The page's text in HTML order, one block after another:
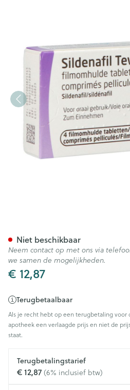
€ 12,87
Terugbetaalbaar
Als je recht hebt op een terugbetaling
apotheek een verlaagde prijs en niet de
staat.
Terugbetalingstarief
€ 12,87 (6% inclusief btw)
Niet beschikbaar
Neem contact op met ons via
we samen de mogelijkheden.